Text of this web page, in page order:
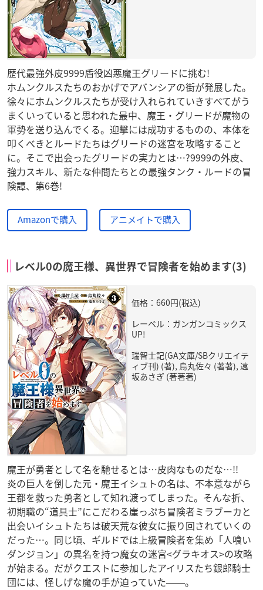
歴代最強外皮9999盾役凶悪魔王グリードに挑む!
ホムンクルスたちのおかげでアバンシアの街が発展した。
徐々にホムンクルスたちが受け入れられていきすべてがう
まくいっていると思われた最中、魔王・グリードが魔物の
軍勢を送り込んでくる。迎撃には成功するものの、本体を
叩くべきとルードたちはグリードの迷宮を攻略すること
に。そこで出会ったグリードの実力とは…?9999の外皮、
強力スキル、新たな仲間たちとの最強タンク・ルードの冒
険譚、第6巻!
Amazonで購入 アニメイトで購入
レベル0の魔王様、異世界で冒険者を始めます(3)
価格：660円(税込)
レーベル：ガンガンコミックス
UP!
瑞智士記(GA文庫/SBクリエイテ
ィブ刊) (著), 烏丸佐々 (著著), 遠
坂あさぎ (著著著)
魔王が勇者として名を馳せるとは…皮肉なものだな…!!
炎の巨人を倒した元・魔王イシュトの名は、不本意ながら
王都を救った勇者として知れ渡ってしまった。そんな折、
初期職の“道具士”にこだわる崖っぷち冒険者ミラブーカと
出会いイシュトたちは破天荒な彼女に振り回されていくの
だった…。同じ頃、ギルドでは上級冒険者を集め「人喰い
ダンジョン」の異名を持つ魔女の迷宮<グラキオス>の攻略
が始まる。だがクエストに参加したアイリスたち銀郎騎士
団には、怪しげな魔の手が迫っていた――。